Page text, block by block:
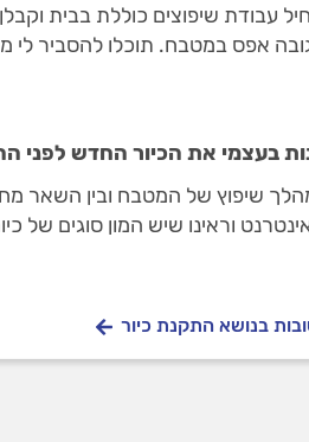
עבודת שיפוצים כוללת בבית
אפס במטבח. תוכלו להסביר לי
בעצמי את הכיור החדש לפני
שיפוץ של המטבח ובין השאר
וראינו שיש המון סוגים של
בנושא התקנת כיור